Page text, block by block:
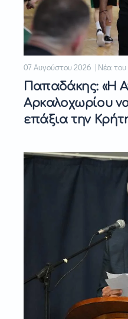
07 Αυγούστου 2026 | Νέα του
Παπαδάκης: «Η
Αρκαλοχωρίου
επάξια την